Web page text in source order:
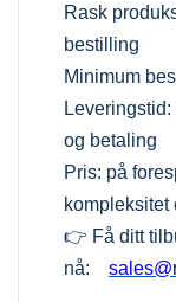
Rask
bestilling
Minimum
og betaling
Pris: på
kompleksitet
👉 Få ditt
nå: